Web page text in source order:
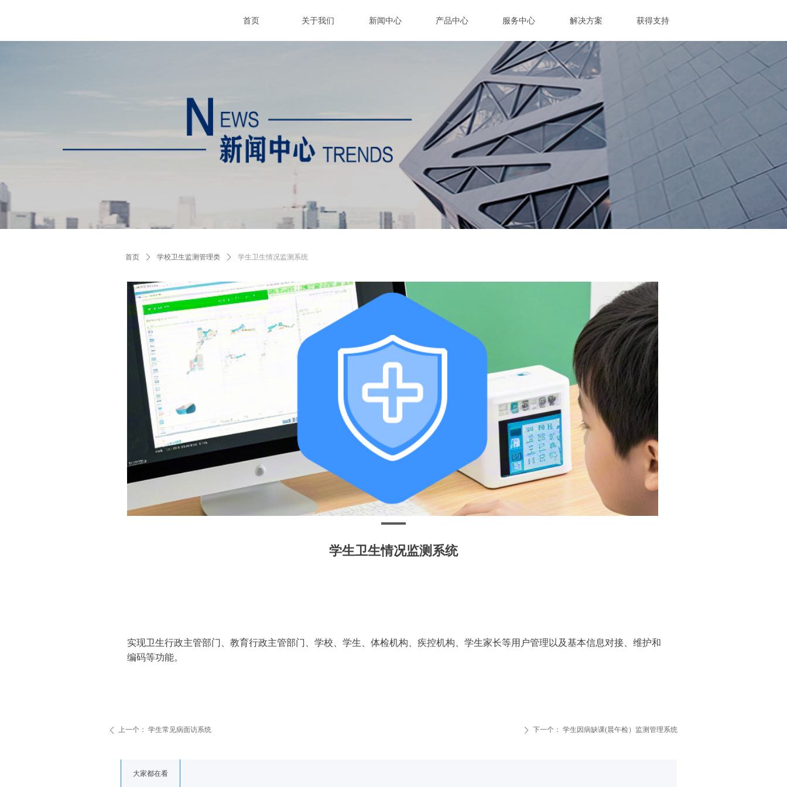
首页 关于我们 新闻中心 产品中心 服务中心 解决方案 获得支持
首页 ꄲ 学校卫生监测管理类 ꄲ 学生卫生情况监测系统
学生卫生情况监测系统
大家都在看
ꄴ 上一个： 学生常见病面访系统 ꄲ 下一个： 学生因病缺课(晨午检）监测管理系统
实现卫生行政主管部门、教育行政主管部门、学校、学生、体检机构、疾控机构、学生家长等用户管理以及基本信息对接、维护和
编码等功能。